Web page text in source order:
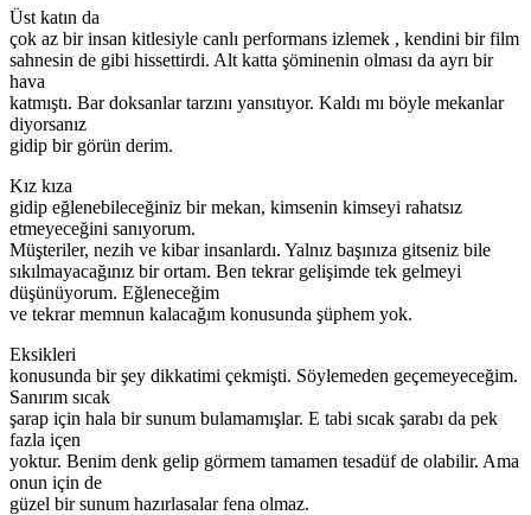
Üst katın da
çok az bir insan kitlesiyle canlı performans izlemek , kendini bir film
sahnesin de gibi hissettirdi. Alt katta şöminenin olması da ayrı bir
hava
katmıştı. Bar doksanlar tarzını yansıtıyor. Kaldı mı böyle mekanlar
diyorsanız
gidip bir görün derim.
Kız kıza
gidip eğlenebileceğiniz bir mekan, kimsenin kimseyi rahatsız
etmeyeceğini sanıyorum.
Müşteriler, nezih ve kibar insanlardı. Yalnız başınıza gitseniz bile
sıkılmayacağınız bir ortam. Ben tekrar gelişimde tek gelmeyi
düşünüyorum. Eğleneceğim
ve tekrar memnun kalacağım konusunda şüphem yok.
Eksikleri
konusunda bir şey dikkatimi çekmişti. Söylemeden geçemeyeceğim.
Sanırım sıcak
şarap için hala bir sunum bulamamışlar. E tabi sıcak şarabı da pek
fazla içen
yoktur. Benim denk gelip görmem tamamen tesadüf de olabilir. Ama
onun için de
güzel bir sunum hazırlasalar fena olmaz.